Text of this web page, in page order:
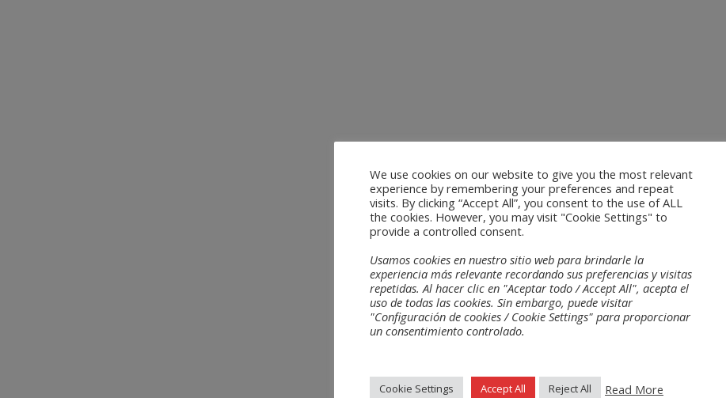
We use cookies on our website to give you the most relevant
experience by remembering your preferences and repeat
visits. By clicking “Accept All”, you consent to the use of ALL
the cookies. However, you may visit "Cookie Settings" to
provide a controlled consent.
Usamos cookies en nuestro sitio web para brindarle la
experiencia más relevante recordando sus preferencias y visitas
repetidas. Al hacer clic en "Aceptar todo / Accept All", acepta el
uso de todas las cookies. Sin embargo, puede visitar
"Configuración de cookies / Cookie Settings" para proporcionar
un consentimiento controlado.
Cookie Settings Accept All Reject All Read More